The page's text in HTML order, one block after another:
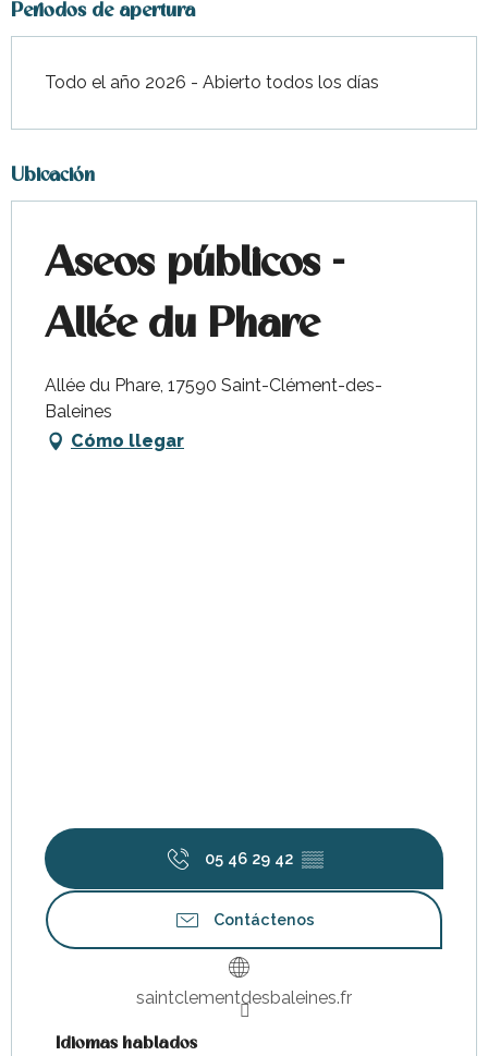
Periodos de apertura
Todo el año 2026 - Abierto todos los días
Ubicación
Aseos públicos -
Allée du Phare
Allée du Phare, 17590 Saint-Clément-des-
Baleines
Cómo llegar
05 46 29 42 ▒▒
Contáctenos
saintclementdesbaleines.fr
Idiomas hablados
Idiomas hablados